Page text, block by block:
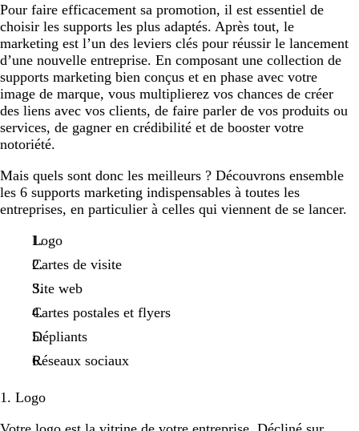
Pour faire efficacement sa promotion, il est essentiel de
choisir les supports les plus adaptés. Après tout, le
marketing est l’un des leviers clés pour réussir le lancement
d’une nouvelle entreprise. En composant une collection de
supports marketing bien conçus et en phase avec votre
image de marque, vous multiplierez vos chances de créer
des liens avec vos clients, de faire parler de vos produits ou
services, de gagner en crédibilité et de booster votre
notoriété.
Mais quels sont donc les meilleurs ? Découvrons ensemble
les 6 supports marketing indispensables à toutes les
entreprises, en particulier à celles qui viennent de se lancer.
Logo
Cartes de visite
Site web
Cartes postales et flyers
Dépliants
Réseaux sociaux
1. Logo
2. Cartes de visite
3. Site web
4. Cartes postales et flyers
5. Dépliants
6. Réseaux sociaux